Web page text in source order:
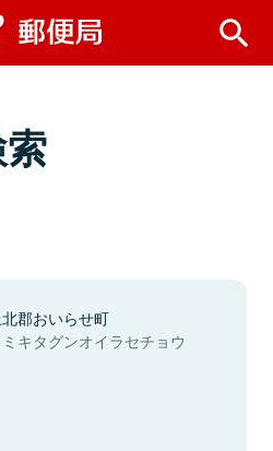
北郡おいらせ町
ミキタグンオイラセチョウ